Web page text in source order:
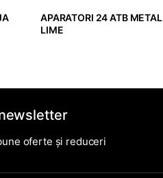
APARATORI 24 ATB METAL
LIME
oferte și reduceri